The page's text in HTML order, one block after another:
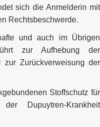
sich die Anmelderin mit
Rechtsbeschwerde.
und auch im Übrigen
zur Aufhebung der
zur Zurückverweisung der
Stoffschutz für
Dupuytren-Krankheit